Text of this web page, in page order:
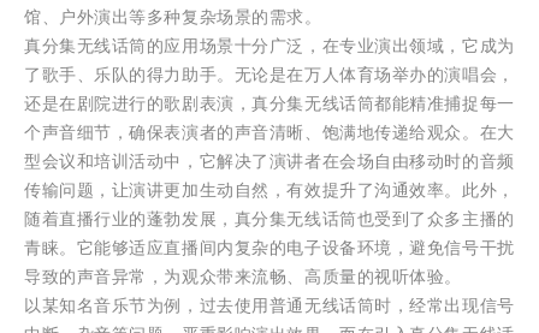
馆、户外演出等多种复杂场景的需求。
真分集无线话筒的应用场景十分广泛，在专业演出领域，它成为
了歌手、乐队的得力助手。无论是在万人体育场举办的演唱会，
还是在剧院进行的歌剧表演，真分集无线话筒都能精准捕捉每一
个声音细节，确保表演者的声音清晰、饱满地传递给观众。在大
型会议和培训活动中，它解决了演讲者在会场自由移动时的音频
传输问题，让演讲更加生动自然，有效提升了沟通效率。此外，
随着直播行业的蓬勃发展，真分集无线话筒也受到了众多主播的
青睐。它能够适应直播间内复杂的电子设备环境，避免信号干扰
导致的声音异常，为观众带来流畅、高质量的视听体验。
以某知名音乐节为例，过去使用普通无线话筒时，经常出现信号